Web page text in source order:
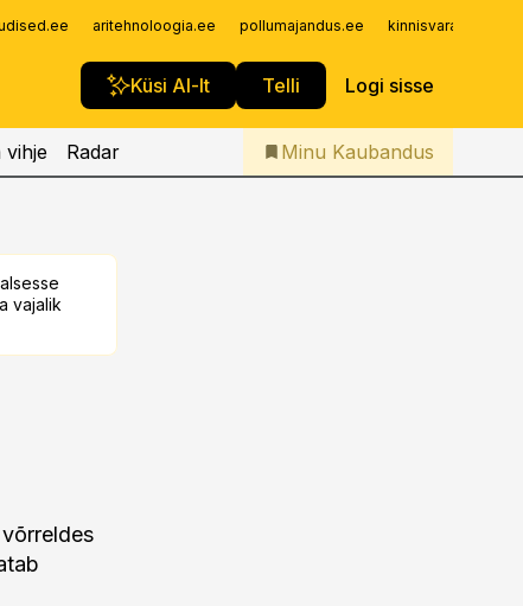
aritehnoloogia.ee pollumajandus.ee
Küsi AI-lt Telli Logi sisse
Iseteenindus
Telli Kaubandus
vihje Radar Minu Kaubandus
vajalik